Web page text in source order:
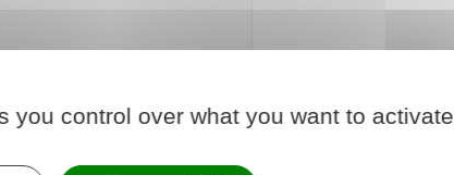
you control over what you want to activate